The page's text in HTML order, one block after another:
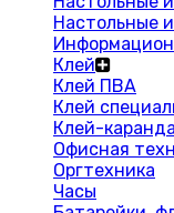
Настольные
Клей
Клей ПВА
Клей
Клей-
Офисная
Оргтехника
Часы